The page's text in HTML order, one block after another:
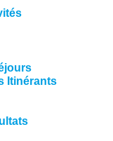
Itinérants